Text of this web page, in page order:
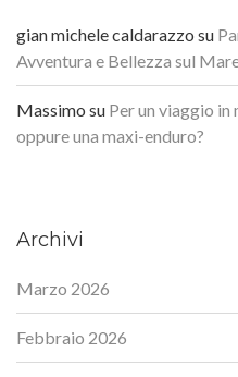
gian michele caldarazzo su
Avventura e Bellezza sul
Massimo su Per un viaggio
oppure una maxi-enduro?
Archivi
Marzo 2026
Febbraio 2026